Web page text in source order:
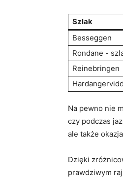
Szlak
Besseggen
Rondane -⁤
Reinebringen
Na pewno ‌nie
czy podczas
ale także
Dzięki
prawdziwym